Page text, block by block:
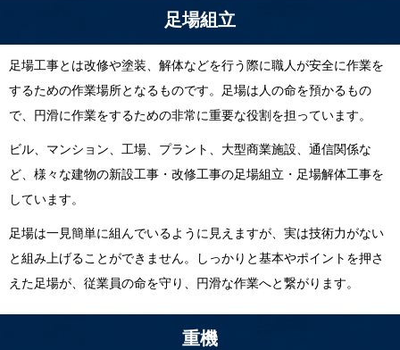
足場組立
足場工事とは改修や塗装、解体などを行う際に職人が安全に作業を
するための作業場所となるものです。足場は人の命を預かるもの
で、円滑に作業をするための非常に重要な役割を担っています。
ビル、マンション、工場、プラント、大型商業施設、通信関係な
ど、様々な建物の新設工事・改修工事の足場組立・足場解体工事を
しています。
足場は一見簡単に組んでいるように見えますが、実は技術力がない
と組み上げることができません。しっかりと基本やポイントを押さ
えた足場が、従業員の命を守り、円滑な作業へと繋がります。
重機